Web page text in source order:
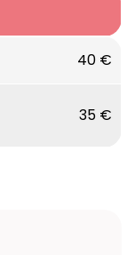
40 €
35 €